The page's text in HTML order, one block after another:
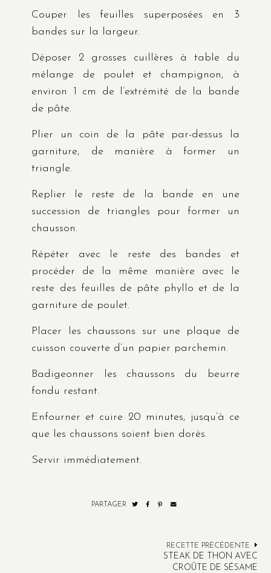
Couper les feuilles superposées en 3
bandes sur la largeur.
Déposer 2 grosses cuillères à table du
mélange de poulet et champignon, à
environ 1 cm de l’extrémité de la bande
de pâte.
Plier un coin de la pâte par-dessus la
garniture, de manière à former un
triangle.
Replier le reste de la bande en une
succession de triangles pour former un
chausson.
Répéter avec le reste des bandes et
procéder de la même manière avec le
reste des feuilles de pâte phyllo et de la
garniture de poulet.
Placer les chaussons sur une plaque de
cuisson couverte d’un papier parchemin.
Badigeonner les chaussons du beurre
fondu restant.
Enfourner et cuire 20 minutes, jusqu’à ce
que les chaussons soient bien dorés.
Servir immédiatement.
PARTAGER
RECETTE PRÉCÉDENTE
STEAK DE THON AVEC
CROÛTE DE SÉSAME